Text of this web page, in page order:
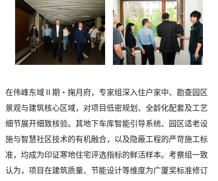
在伟峰东域Ⅱ期・掬月府，专家组深入住户家中、勘查园区
景观与建筑核心区域，对项目低密规划、全龄化配套及工艺
细节展开细致核验。其地下车库智能引导系统、园区适老设
施与智慧社区技术的有机融合，以及隐蔽工程的严苛施工标
准，均成为印证寒地住宅评选指标的鲜活样本。考察组一致
认为，项目在建筑质量、节能设计等维度为广厦奖标准修订